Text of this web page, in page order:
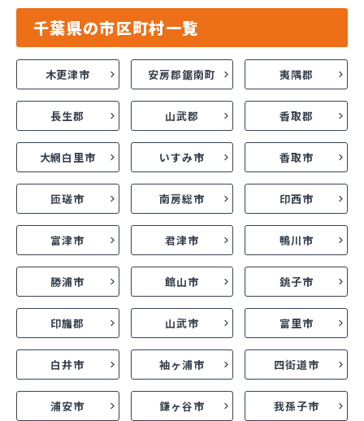
千葉県の市区町村一覧
木更津市 安房郡鋸南町 夷隅郡
長生郡 山武郡 香取郡
大網白里市 いすみ市 香取市
匝瑳市 南房総市 印西市
富津市 君津市 鴨川市
勝浦市 館山市 銚子市
印旛郡 山武市 富里市
白井市 袖ヶ浦市 四街道市
浦安市 鎌ヶ谷市 我孫子市